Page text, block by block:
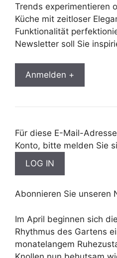
Trends experimentieren
Küche mit zeitloser
Funktionalität
Newsletter soll Sie
Anmelden +
Für diese E-Mail-
Konto, bitte melden Sie
Abonnieren Sie unseren
Im April beginnen sich
Rhythmus des Gartens
monatelangem